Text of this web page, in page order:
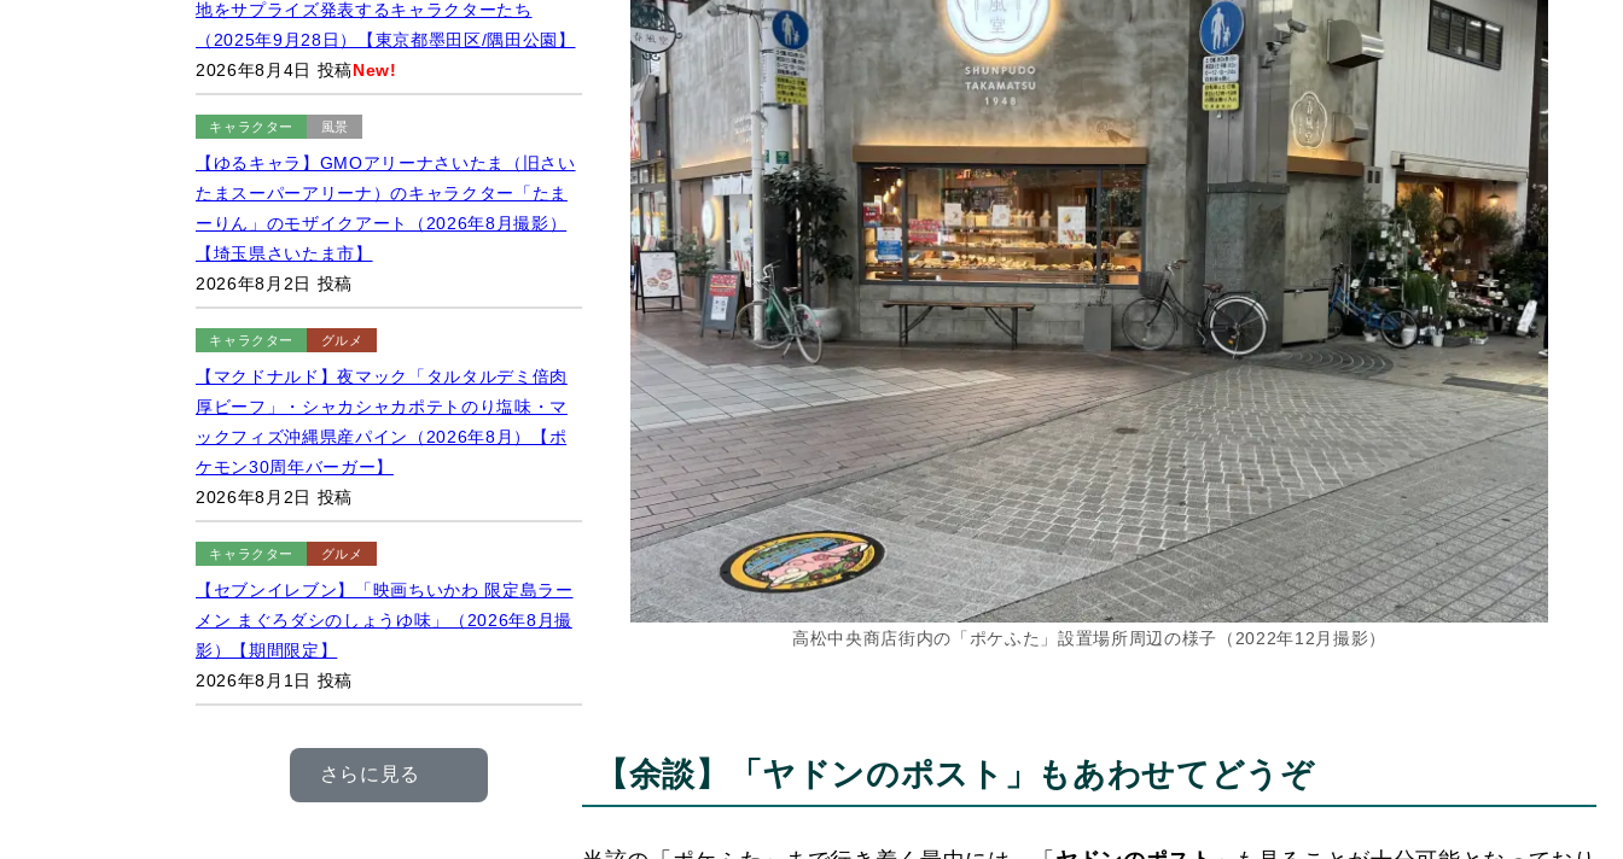
ただし、商店街自体が長いので、色々なお店や景色を楽しみながら歩いて行くと良いでしょう。マン
ホールを見るだけならば、JR高松駅から片道20～30分見ておけば問題ないかと思います（琴電の瓦
町駅からであれば5分程度で到着できます）。
いずれにしても、割と訪れやすい位置にあるので、香川県の観光ついでに立ち寄っていただくという
のも手かと思います。
撮影）【香川県坂出市】
2026年8月4日 投稿
New!
キャラクター マンホール
【ご当地マンホール】鷲羽山第二展望台内「ポ
ケふた」周辺の様子（2022年1月撮影）【岡山
県倉敷市/ルカリオ】
2026年8月4日 投稿 New!
キャラクター イベント
地をサプライズ発表するキャラクターたち
（2025年9月28日）【東京都墨田区/隅田公園】
2026年8月4日 投稿 New!
キャラクター 風景
【ゆるキャラ】GMOアリーナさいたま（旧さい
ーりん」のモザイクアート（2026年8月撮影）
【埼玉県さいたま市】
2026年8月2日 投稿
キャラクター グルメ
厚ビーフ」・シャカシャカポテトのり塩味・マ
ックフィズ沖縄県産パイン（2026年8月）【ポ
ケモン30周年バーガー】